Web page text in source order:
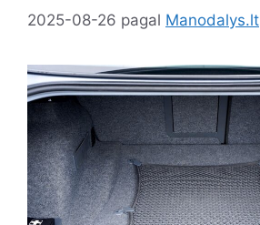
2025-08-26 pagal Manodalys.lt